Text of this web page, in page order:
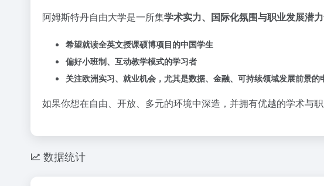
阿姆斯特丹自由大学是一所集学术实力、国际化氛围与职业发展潜力
希望就读全英文授课硕博项目的中国学生
偏好小班制、互动教学模式的学习者
关注欧洲实习、就业机会，尤其是数据、金融、可持续领域发展前景的
如果你想在自由、开放、多元的环境中深造，并拥有优越的学术与
数据统计